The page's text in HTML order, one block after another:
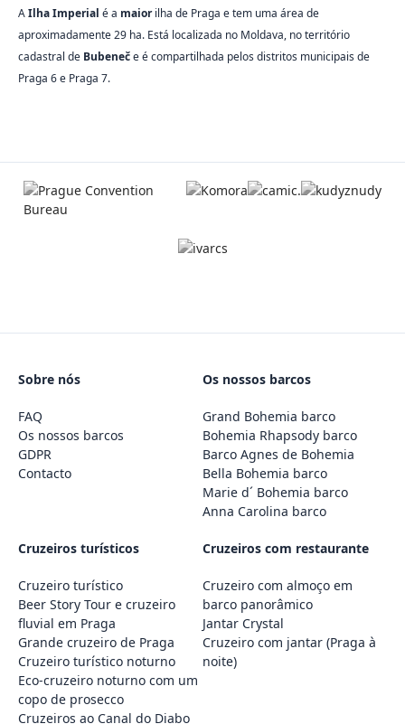
AIlha Imperial é a maiorilha de Praga e tem uma área de
aproximadamente 29 ha. Está localizada no Moldava, no território
cadastral de Bubeneče é compartilhada pelos distritos municipais de
Praga 6 e Praga 7.
Sobre nós
FAQ
Os nossos barcos
GDPR
Contacto
Os nossos barcos
Grand Bohemia barco
Bohemia Rhapsody barco
Barco Agnes de Bohemia
Bella Bohemia barco
Marie d´ Bohemia barco
Anna Carolina barco
Cruzeiros turísticos
Cruzeiro turístico
Beer Story Tour e cruzeiro
fluvial em Praga
Grande cruzeiro de Praga
Cruzeiro turístico noturno
Eco-cruzeiro noturno com um
copo de prosecco
Cruzeiros ao Canal do Diabo
Cruzeiros com restaurante
Cruzeiro com almoço em
barco panorâmico
Jantar Crystal
Cruzeiro com jantar (Praga à
noite)